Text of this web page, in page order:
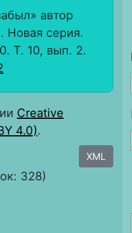
автор
Новая серия.
Т. 10, вып. 2.
Creative
4.0).
XML
328)